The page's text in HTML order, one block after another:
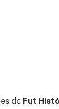
do Fut